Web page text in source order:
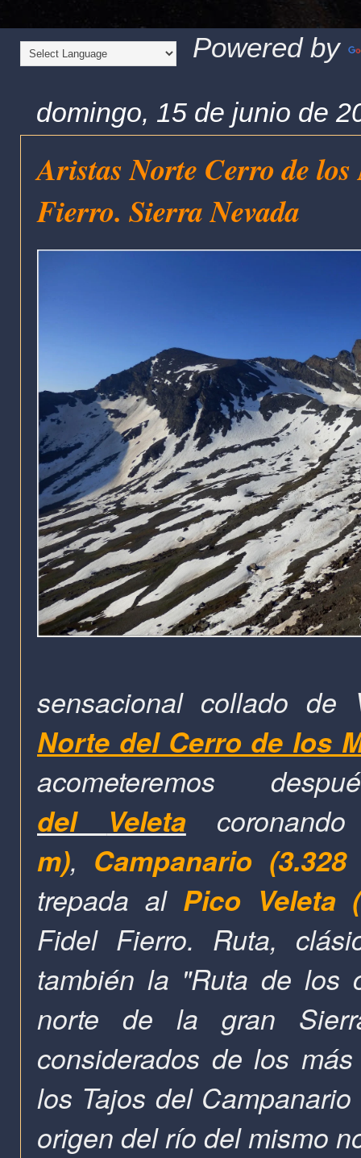
Powered by
domingo, 15 de junio de
Aristas Norte Cerro de
Fierro. Sierra Nevada
sensacional collado
Norte del Cerro de los
acometeremos
del Veleta
m), Campanario (3.328
trepada al Pico Veleta
Fidel Fierro. Ruta,
también la "Ruta de los
norte de la gran
considerados de los
los Tajos del
origen del río del mismo